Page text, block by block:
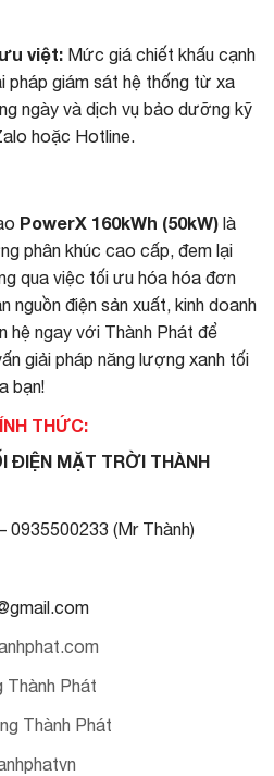
việt:Mức giá chiết khấu cạnh
pháp giám sát hệ thống từ xa
ngày và dịch vụ bảo dưỡng kỹ
hoặc Hotline.
PowerX 160kWh (50kW) là
phân khúc cao cấp, đem lại
qua việc tối ưu hóa hóa đơn
nguồn điện sản xuất, kinh doanh
hệ ngay với Thành Phát để
giải pháp năng lượng xanh tối
bạn!
THỨC:
ĐIỆN MẶT TRỜI THÀNH
0935500233 (Mr Thành)
Thành Phát
Thành Phát